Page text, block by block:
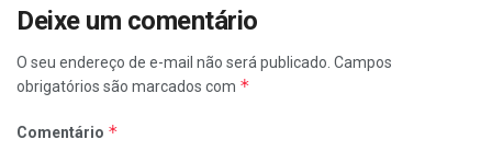
Deixe um comentário
O seu endereço de e-mail não será publicado. Campos
obrigatórios são marcados com *
Comentário *